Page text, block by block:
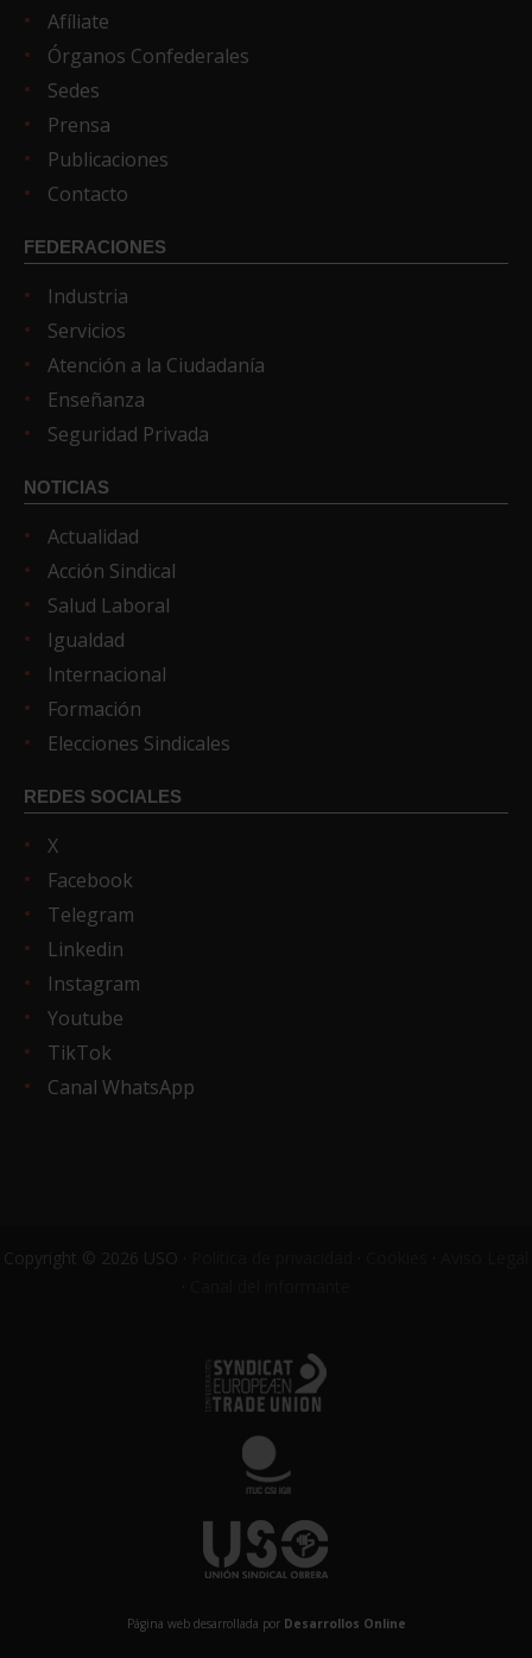
Afíliate
Órganos Confederales
Sedes
Prensa
Publicaciones
Contacto
FEDERACIONES
Industria
Servicios
Atención a la Ciudadanía
Enseñanza
Seguridad Privada
NOTICIAS
Actualidad
Acción Sindical
Salud Laboral
Igualdad
Internacional
Formación
Elecciones Sindicales
REDES SOCIALES
X
Facebook
Telegram
Linkedin
Instagram
Youtube
TikTok
Canal WhatsApp
Copyright © 2026 USO ·
Página web desarrollada por Desarrollos Online